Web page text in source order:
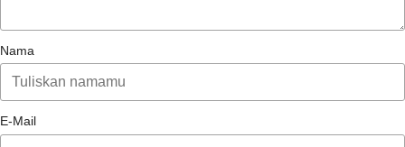
Nama
E-Mail